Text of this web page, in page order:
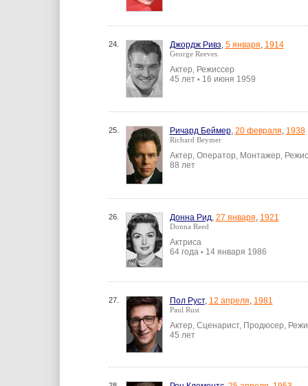
24. Джордж Ривз, 5 января, 1914
George Reeves
Актер, Режиссер
45 лет • 16 июня 1959
25. Ричард Беймер, 20 февраля, 1938
Richard Beymer
Актер, Оператор, Монтажер,
88 лет
26. Донна Рид, 27 января, 1921
Donna Reed
Актриса
64 года • 14 января 1986
27. Пол Руст, 12 апреля, 1981
Paul Rust
Актер, Сценарист, Продюсер,
45 лет